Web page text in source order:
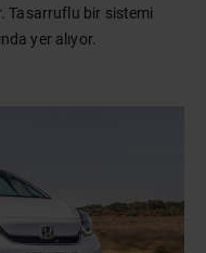
Tasarruflu bir sistemi
yer alıyor.